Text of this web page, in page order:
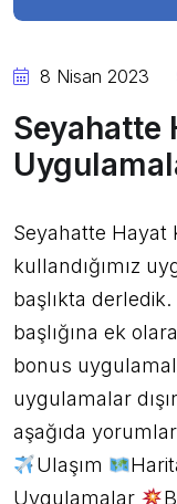
8 Nisan 2023
Seyahatte
Seyahatte Hayat
kullandığımız
başlıkta
başlığına ek
bonus
uygulamalar
aşağıda
Ulaşım
Uygulamalar